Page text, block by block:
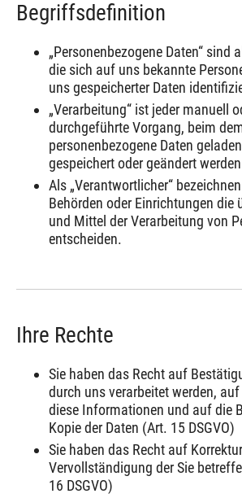
Begriffsdefinition
„Personenbezogene Daten“ sind
die sich auf uns bekannte
uns gespeicherter Daten
„Verarbeitung“ ist jeder manuell
durchgeführte Vorgang, beim
personenbezogene Daten
gespeichert oder geändert
Als „Verantwortlicher“
Behörden oder Einrichtungen die
und Mittel der Verarbeitung von
entscheiden.
Ihre Rechte
Sie haben das Recht auf
durch uns verarbeitet werden,
diese Informationen und auf die
Kopie der Daten (Art. 15 DSGVO)
Sie haben das Recht auf
Vervollständigung der Sie
16 DSGVO)